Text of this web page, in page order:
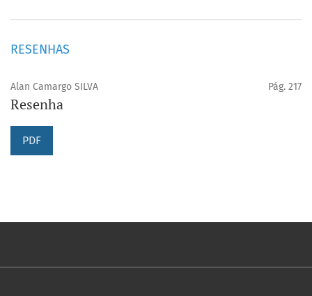
RESENHAS
Alan Camargo SILVA Pág. 217
Resenha
PDF